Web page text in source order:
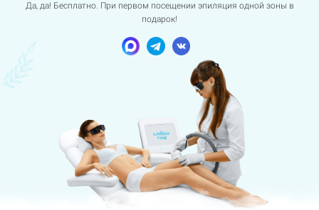
Да, да! Бесплатно. При первом посещении эпиляция одной зоны в
подарок!